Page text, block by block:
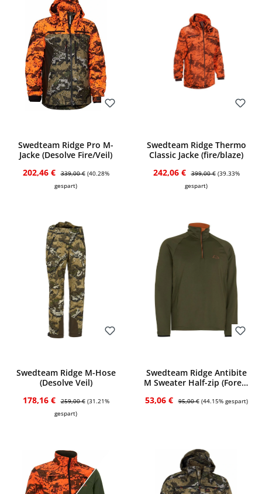
Swedteam Ridge Pro M-
Jacke (Desolve Fire/Veil)
Verkaufspreis:
202,46 € Regulärer Preis:
339,00 € (40.28%
gespart)
Swedteam Ridge Thermo
Classic Jacke (fire/blaze)
Verkaufspreis:
242,06 € Regulärer Preis:
399,00 € (39.33%
gespart)
Swedteam Ridge M-Hose
(Desolve Veil)
Verkaufspreis:
178,16 € Regulärer Preis:
259,00 € (31.21%
gespart)
Swedteam Ridge Antibite
M Sweater Half-zip (Forest
Verkaufspreis:
53,06 € Regulärer Preis:
95,00 € (44.15% gespart)